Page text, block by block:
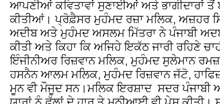
ਆਪਣੀਆਂ ਕਵਿਤਾਵਾਂ ਸੁਣਾਈਆਂ ਅਤੇ ਭਾਗੀਦਾਰਾਂ ਤੋਂ
ਕੀਤੀਆਂ। ਪ੍ਰੋਫ਼ੈਸਰ ਮੁਹੰਮਦ ਰਜ਼ਾ ਮਲਿਕ, ਅਜ਼ਹਰ
ਅਦੀਬ ਅਤੇ ਮੁਹੰਮਦ ਅਸਲਮ ਮਿੱਤਰਾ ਨੇ ਪੰਜਾਬੀ
ਕੀਤੀ ਅਤੇ ਕਿਹਾ ਕਿ ਅਜਿਹੇ ਇਕੱਠ ਜਾਰੀ ਰਹਿਣੇ
ਇੰਜੀਨੀਅਰ ਰਿਜ਼ਵਾਨ ਮਲਿਕ, ਮੁਹੰਮਦ ਸੁਲੇਮਾਨ
ਹਸਨੈਨ ਆਲਮ ਮਲਿਕ, ਮੁਹੰਮਦ ਰਿਜ਼ਵਾਨ ਜੱਟੋ,
ਮੂਨ ਵੀ ਮੌਜੂਦ ਸਨ।ਮਲਿਕ ਇਰਸ਼ਾਦ ਸਦਰ ਪੰਜਾਬੀ